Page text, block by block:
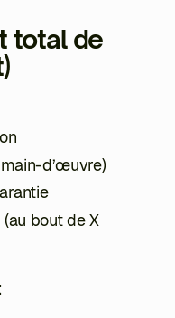
total de
d’œuvre)
bout de X